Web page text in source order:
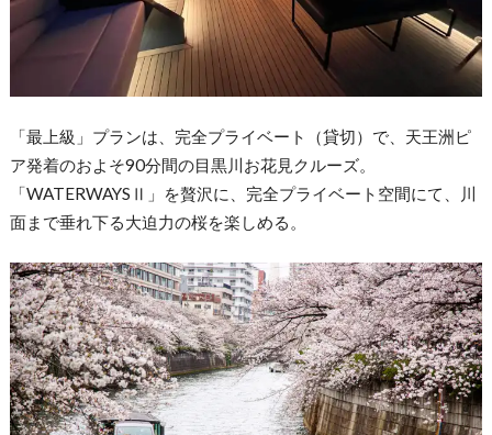
「最上級」プランは、完全プライベート（貸切）で、天王洲ピ
ア発着のおよそ90分間の目黒川お花見クルーズ。
「WATERWAYSⅡ」を贅沢に、完全プライベート空間にて、川
面まで垂れ下る大迫力の桜を楽しめる。